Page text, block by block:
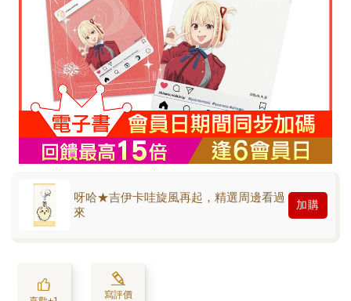
呀哈★吉伊卡哇旋風再起，精選周邊看過
來
加購
寫評價